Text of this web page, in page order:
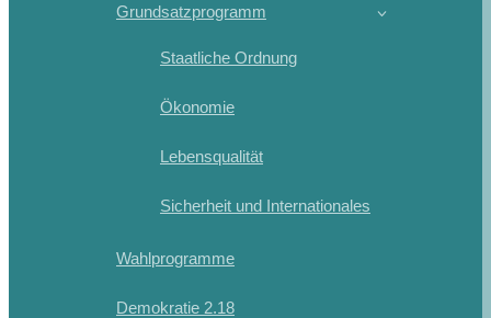
Grundsatzprogramm
Staatliche Ordnung
Ökonomie
Lebensqualität
Sicherheit und Internationales
Wahlprogramme
Demokratie 2.18